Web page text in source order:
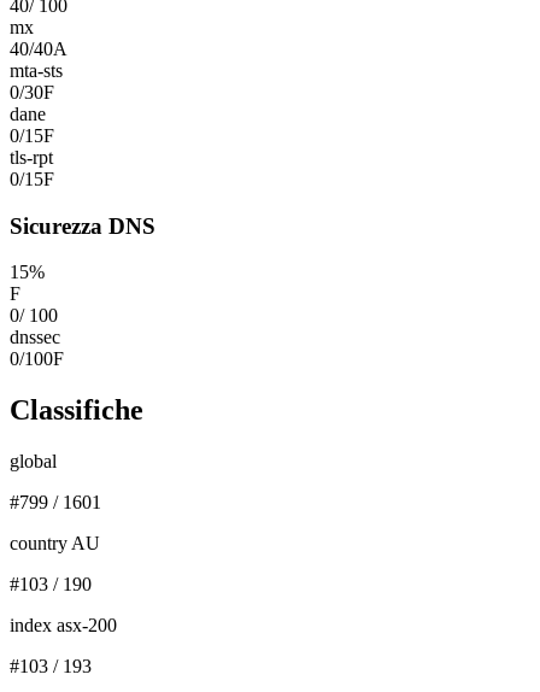
40/ 100
mx
40/40A
mta-sts
0/30F
dane
0/15F
tls-rpt
0/15F
Sicurezza DNS
15%
F
0/ 100
dnssec
0/100F
Classifiche
global
#799 / 1601
country AU
#103 / 190
index asx-200
#103 / 193